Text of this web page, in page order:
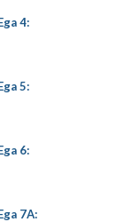
4:
5:
6:
7A: